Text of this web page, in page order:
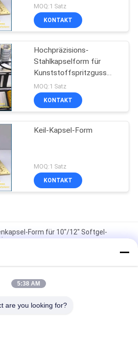
MOQ:1 Satz
KONTAKT
Hochpräzisions-
Stahlkapselform für
Kunststoffspritzguss
und Softgel-Form
MOQ:1 Satz
KONTAKT
Keil-Kapsel-Form
MOQ:1 Satz
KONTAKT
Form für 10"/12" Softgel-
sterben Rolle für 10"/12" softgel
Form für
5:38 AM
are you looking for?